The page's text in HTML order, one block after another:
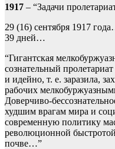
1917 – “Задачи
29 (16) сентября 1917
39 дней…
“Гигантская
сознательный
и идейно, т. е. заразила,
рабочих
Доверчиво-
худшим врагам мира и
современную политику
революционной
почве…”